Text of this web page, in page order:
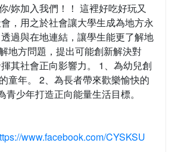
/妳加入我們！！ 這裡好吃好玩又
，用之於社會讓大學生成為地方永
過與在地連結，讓學生能更了解地
地方問題，提出可能創新解決對
其社會正向影響力。 1、為幼兒創
童年。 2、為長者帶來歡樂愉快的
青少年打造正向能量生活目標。
www.facebook.com/CYSKSU